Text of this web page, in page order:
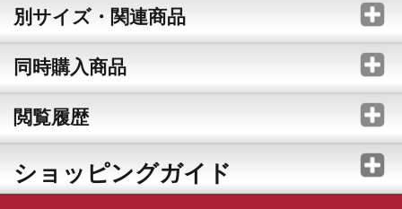
別サイズ・関連商品
同時購入商品
閲覧履歴
ショッピングガイド